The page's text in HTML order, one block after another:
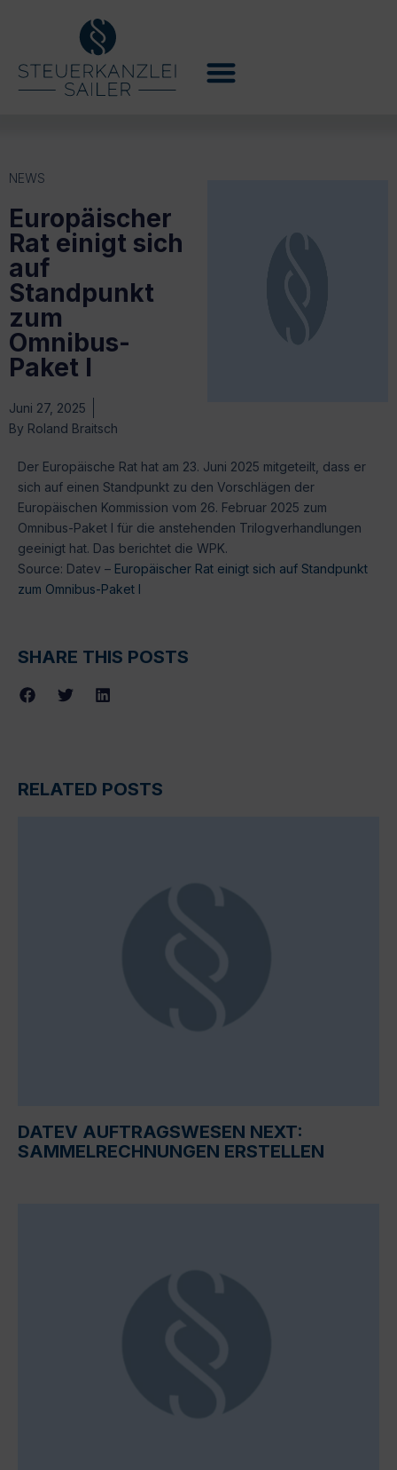
NEWS
Europäischer
Rat einigt sich
auf
Standpunkt
zum
Omnibus-
Paket I
Juni 27, 2025
By Roland Braitsch
Der Europäische Rat hat am 23. Juni 2025 mitgeteilt, dass er
sich auf einen Standpunkt zu den Vorschlägen der
Europäischen Kommission vom 26. Februar 2025 zum
Omnibus-Paket I für die anstehenden Trilogverhandlungen
geeinigt hat. Das berichtet die WPK.
Source: Datev – Europäischer Rat einigt sich auf Standpunkt
zum Omnibus-Paket I
SHARE THIS POSTS
RELATED POSTS
DATEV AUFTRAGSWESEN NEXT:
SAMMELRECHNUNGEN ERSTELLEN